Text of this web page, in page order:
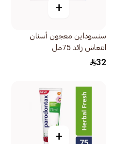
+
سنسوداين معجون أسنان
انتعاش زائد 75مل
32
+